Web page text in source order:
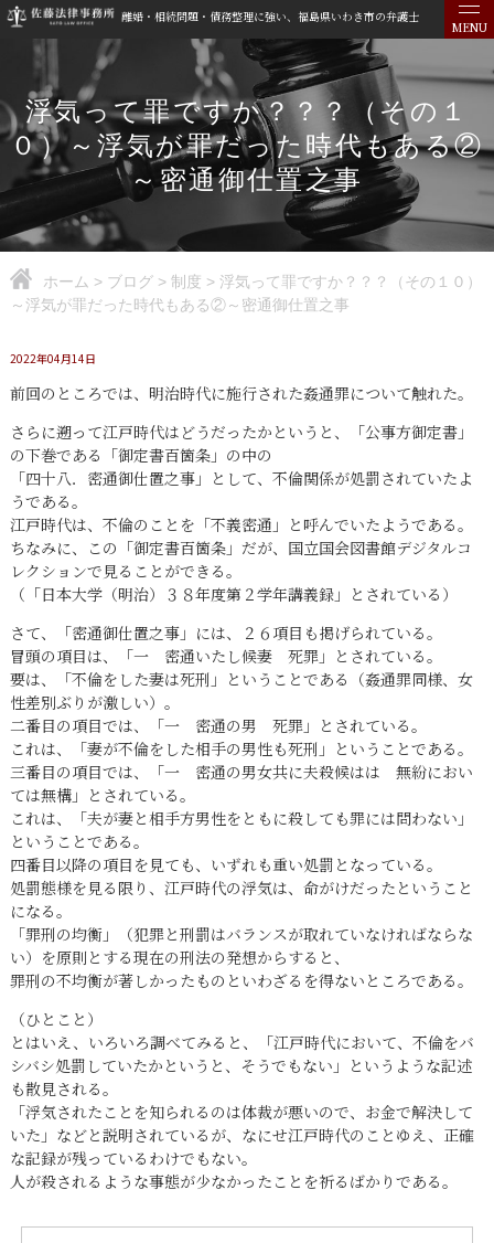
離婚・相続問題・債務整理に強い、福島県いわき市の弁護士
MENU
浮気って罪ですか？？？（その１
０）～浮気が罪だった時代もある②
～密通御仕置之事
ホーム > ブログ> 制度 > 浮気って罪ですか？？？（その１０）
～浮気が罪だった時代もある②～密通御仕置之事
2022年04月14日
前回のところでは、明治時代に施行された姦通罪について触れた。
さらに遡って江戸時代はどうだったかというと、「公事方御定書」
の下巻である「御定書百箇条」の中の
「四十八．密通御仕置之事」として、不倫関係が処罰されていたよ
うである。
江戸時代は、不倫のことを「不義密通」と呼んでいたようである。
ちなみに、この「御定書百箇条」だが、国立国会図書館デジタルコ
レクションで見ることができる。
（「日本大学（明治）３８年度第２学年講義録」とされている）
さて、「密通御仕置之事」には、２６項目も掲げられている。
冒頭の項目は、「一 密通いたし候妻 死罪」とされている。
要は、「不倫をした妻は死刑」ということである（姦通罪同様、女
性差別ぶりが激しい）。
二番目の項目では、「一 密通の男 死罪」とされている。
これは、「妻が不倫をした相手の男性も死刑」ということである。
三番目の項目では、「一 密通の男女共に夫殺候はは 無紛におい
ては無構」とされている。
これは、「夫が妻と相手方男性をともに殺しても罪には問わない」
ということである。
四番目以降の項目を見ても、いずれも重い処罰となっている。
処罰態様を見る限り、江戸時代の浮気は、命がけだったということ
になる。
「罪刑の均衡」（犯罪と刑罰はバランスが取れていなければならな
い）を原則とする現在の刑法の発想からすると、
罪刑の不均衡が著しかったものといわざるを得ないところである。
（ひとこと）
とはいえ、いろいろ調べてみると、「江戸時代において、不倫をバ
シバシ処罰していたかというと、そうでもない」というような記述
も散見される。
「浮気されたことを知られるのは体裁が悪いので、お金で解決して
いた」などと説明されているが、なにせ江戸時代のことゆえ、正確
な記録が残っているわけでもない。
人が殺されるような事態が少なかったことを祈るばかりである。